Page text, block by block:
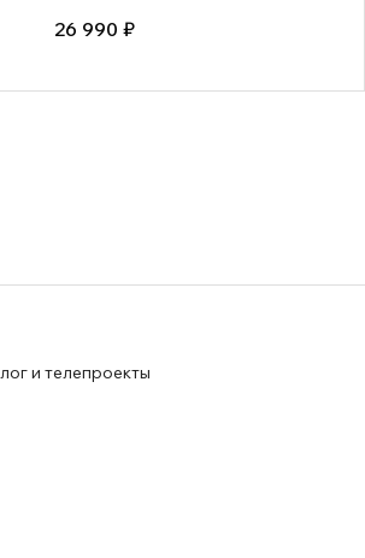
26 990 ₽
и телепроекты